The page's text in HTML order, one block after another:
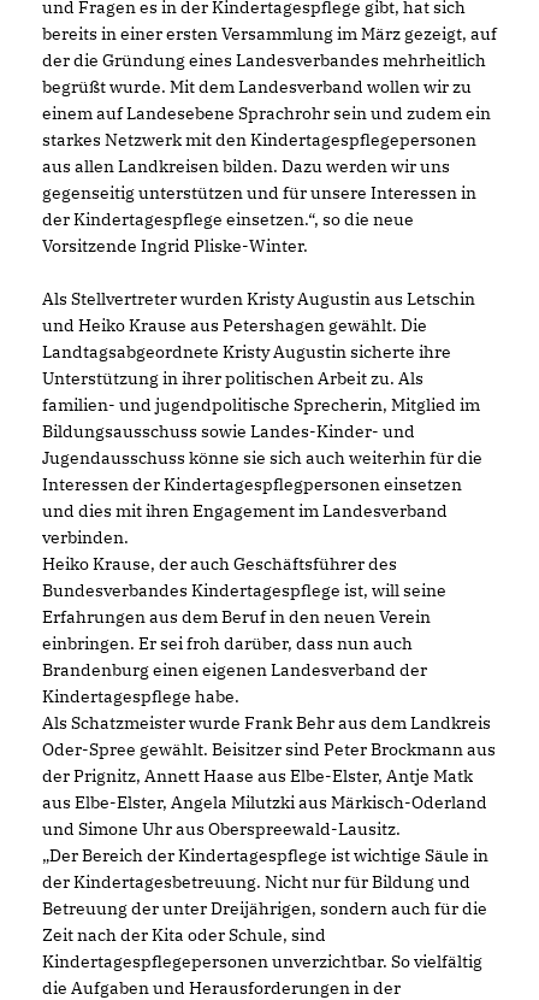
und Fragen es in der Kindertagespflege gibt, hat sich
bereits in einer ersten Versammlung im März gezeigt, auf
der die Gründung eines Landesverbandes mehrheitlich
begrüßt wurde. Mit dem Landesverband wollen wir zu
einem auf Landesebene Sprachrohr sein und zudem ein
starkes Netzwerk mit den Kindertagespflegepersonen
aus allen Landkreisen bilden. Dazu werden wir uns
gegenseitig unterstützen und für unsere Interessen in
der Kindertagespflege einsetzen.“, so die neue
Vorsitzende Ingrid Pliske-Winter.
Als Stellvertreter wurden Kristy Augustin aus Letschin
und Heiko Krause aus Petershagen gewählt. Die
Landtagsabgeordnete Kristy Augustin sicherte ihre
Unterstützung in ihrer politischen Arbeit zu. Als
familien- und jugendpolitische Sprecherin, Mitglied im
Bildungsausschuss sowie Landes-Kinder- und
Jugendausschuss könne sie sich auch weiterhin für die
Interessen der Kindertagespflegpersonen einsetzen
und dies mit ihren Engagement im Landesverband
verbinden.
Heiko Krause, der auch Geschäftsführer des
Bundesverbandes Kindertagespflege ist, will seine
Erfahrungen aus dem Beruf in den neuen Verein
einbringen. Er sei froh darüber, dass nun auch
Brandenburg einen eigenen Landesverband der
Kindertagespflege habe.
Als Schatzmeister wurde Frank Behr aus dem Landkreis
Oder-Spree gewählt. Beisitzer sind Peter Brockmann aus
der Prignitz, Annett Haase aus Elbe-Elster, Antje Matk
aus Elbe-Elster, Angela Milutzki aus Märkisch-Oderland
und Simone Uhr aus Oberspreewald-Lausitz.
Der Bereich der Kindertagespflege ist wichtige Säule in
der Kindertagesbetreuung. Nicht nur für Bildung und
Betreuung der unter Dreijährigen, sondern auch für die
Zeit nach der Kita oder Schule, sind
Kindertagespflegepersonen unverzichtbar. So vielfältig
die Aufgaben und Herausforderungen in der